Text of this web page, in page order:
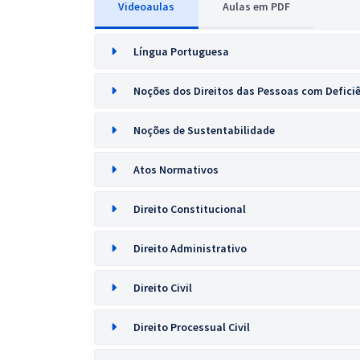
Videoaulas Aulas em PDF
Língua Portuguesa
Noções dos Direitos das Pessoas com
Noções de Sustentabilidade
Atos Normativos
Direito Constitucional
Direito Administrativo
Direito Civil
Direito Processual Civil